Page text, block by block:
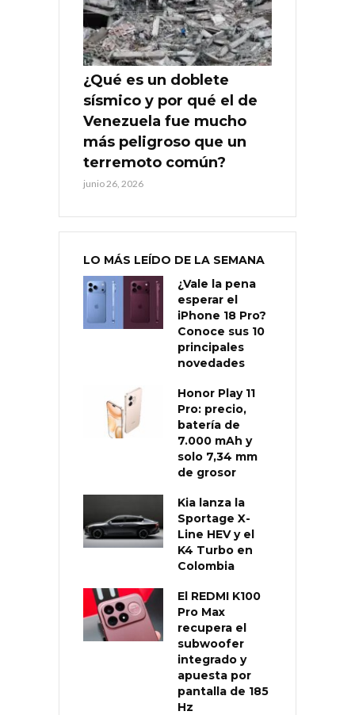
¿Qué es un doblete
sísmico y por qué el de
Venezuela fue mucho
más peligroso que un
terremoto común?
junio 26, 2026
LO MÁS LEÍDO DE LA SEMANA
¿Vale la pena
esperar el
iPhone 18 Pro?
Conoce sus 10
principales
novedades
Honor Play 11
Pro: precio,
batería de
7.000 mAh y
solo 7,34 mm
de grosor
Kia lanza la
Sportage X-
Line HEV y el
K4 Turbo en
Colombia
El REDMI K100
Pro Max
recupera el
subwoofer
integrado y
apuesta por
pantalla de 185
Hz